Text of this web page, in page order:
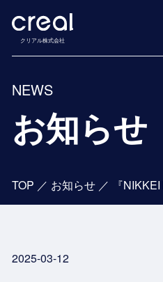
クリアル株式会社
NEWS
お知らせ
TOP ／ お知らせ／
2025-03-12